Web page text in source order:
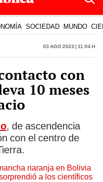
SOCIEDAD MUNDO
03 Ago 2023 | 11:04 h
con
10 meses
, de ascendencia
con el centro de
naranja en Bolivia
a los científicos